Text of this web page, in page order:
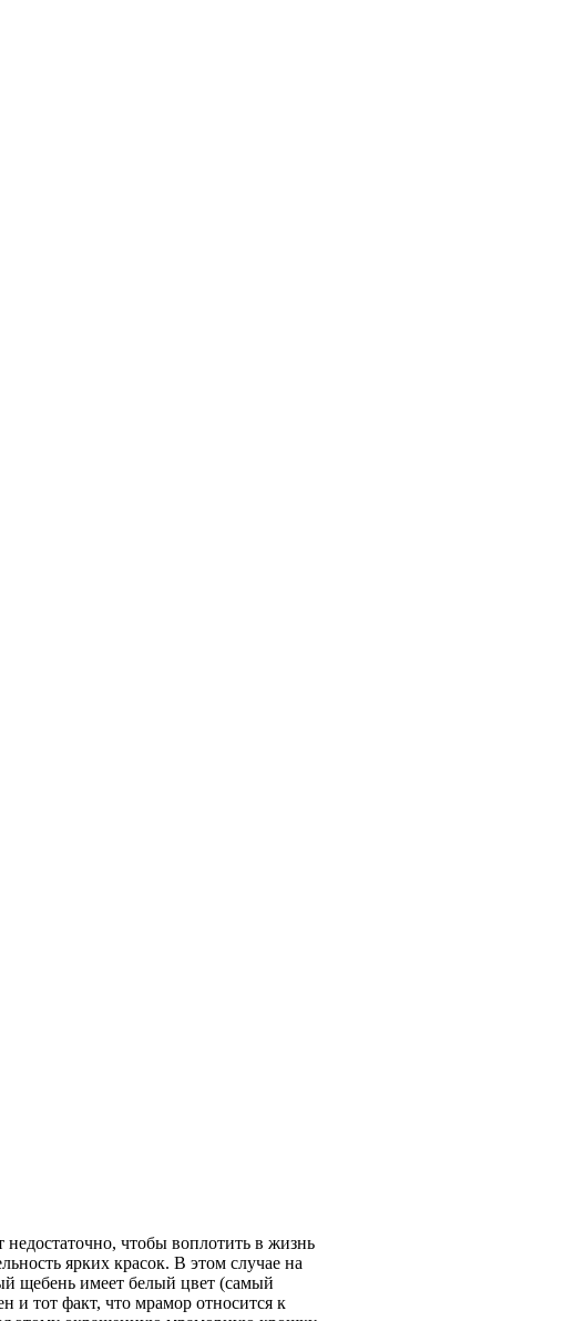
чтобы воплотить в жизнь
ярких красок. В этом случае на
щебень имеет белый цвет (самый
тот факт, что мрамор относится к